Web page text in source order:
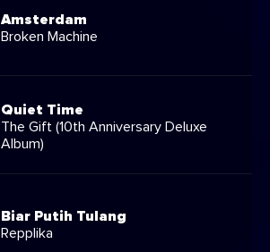
Amsterdam
Broken Machine
Quiet Time
The Gift (10th Anniversary Deluxe
Album)
Biar Putih Tulang
Repplika